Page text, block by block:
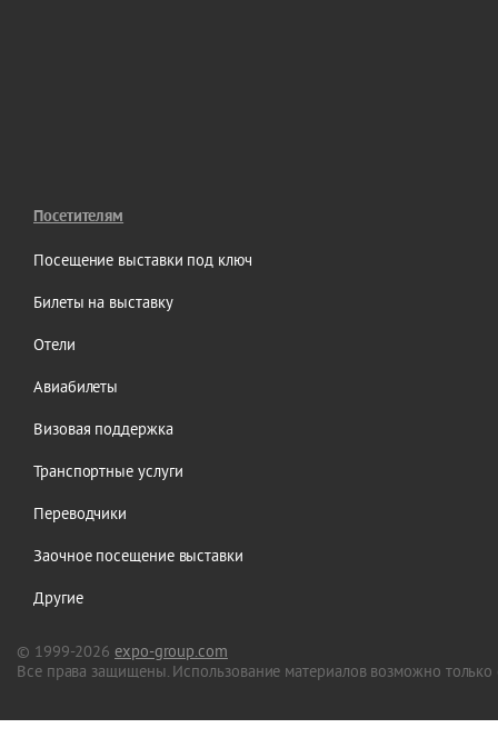
Посетителям
Посещение выставки под ключ
Билеты на выставку
Отели
Авиабилеты
Визовая поддержка
Транспортные услуги
Переводчики
Заочное посещение выставки
Другие
© 1999-2026 expo-group.com
Все права защищены. Использование материалов возможно